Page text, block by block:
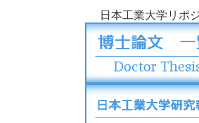
日本工業大学リポ